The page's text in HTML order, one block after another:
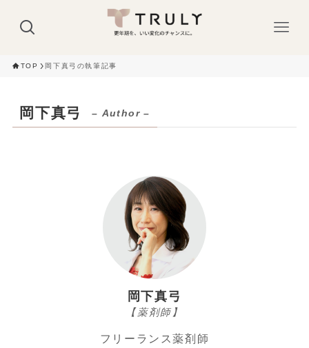
TOP 岡下真弓の執筆記事
岡下真弓 – Author –
岡下真弓
【薬剤師】
フリーランス薬剤師